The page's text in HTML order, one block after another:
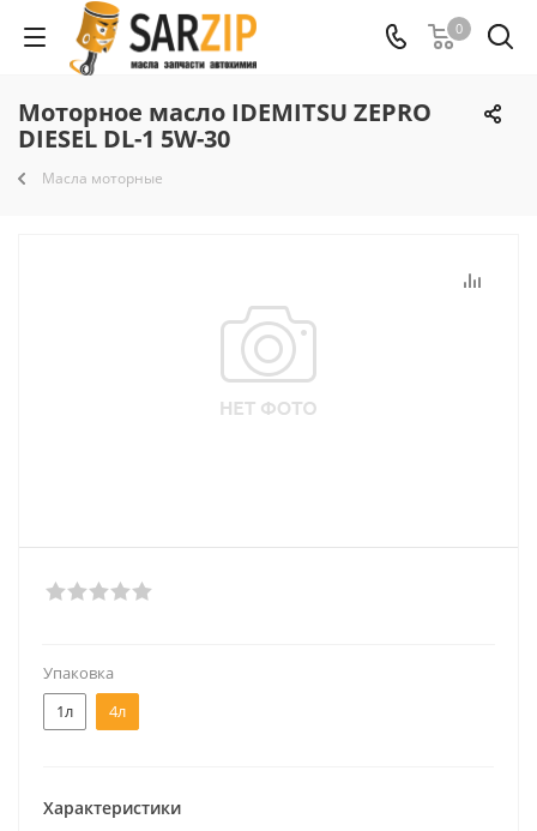
0
Моторное масло IDEMITSU ZEPRO
DIESEL DL-1 5W-30
Масла моторные
Упаковка
1л
4л
Характеристики